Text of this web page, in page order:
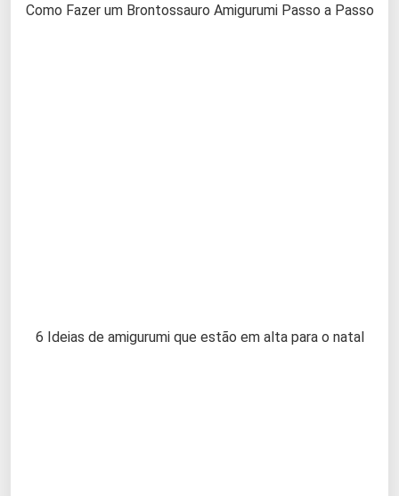
Como Fazer um Brontossauro Amigurumi Passo a Passo
6 Ideias de amigurumi que estão em alta para o natal